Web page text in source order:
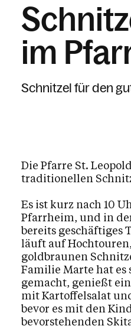
Personen
Kontakt
im
Schnitzel für den
Die Pfarre St.
traditionellen
Es ist kurz nach 10
Pfarrheim, und in
bereits geschäftiges
läuft auf
goldbraunen
Familie Marte hat
gemacht, genießt
mit Kartoffelsalat
bevor es mit den
bevorstehenden